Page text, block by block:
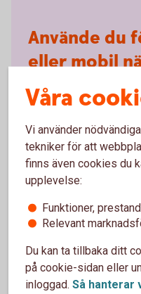
Använde du
eller mobil
Drabbades du av
företagsdatorn- eller
som kan råka illa ut,
Företaget kan
Datorn eller
Känslig
Tänk på att:
Meddela din
genomföra de
Våra
Vi använder
tekniker för att
finns även cookies du
upplevelse:
Funktioner,
Relevant
Du kan ta tillbaka ditt
på cookie-sidan eller
inloggad. Så hanterar